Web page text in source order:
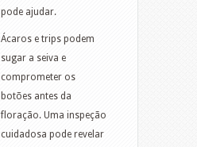
pode ajudar.
Ácaros e trips podem
sugar a seiva e
comprometer os
botões antes da
floração. Uma inspeção
cuidadosa pode revelar